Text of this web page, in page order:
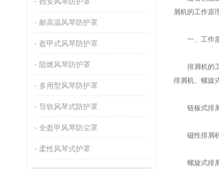
耐高温风琴防护罩
盔甲式风琴防护罩
阻燃风琴防护罩
多用型风琴防护罩
导轨风琴式防护罩
全盔甲风琴防尘罩
柔性风琴式护罩
屑机的工作原
一、工作
排屑机的工
排屑机、螺旋
链板式排屑
磁性排屑机
螺旋式排屑